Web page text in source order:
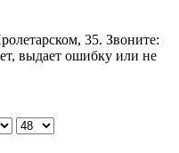
35. Звоните:
выдает ошибку или не